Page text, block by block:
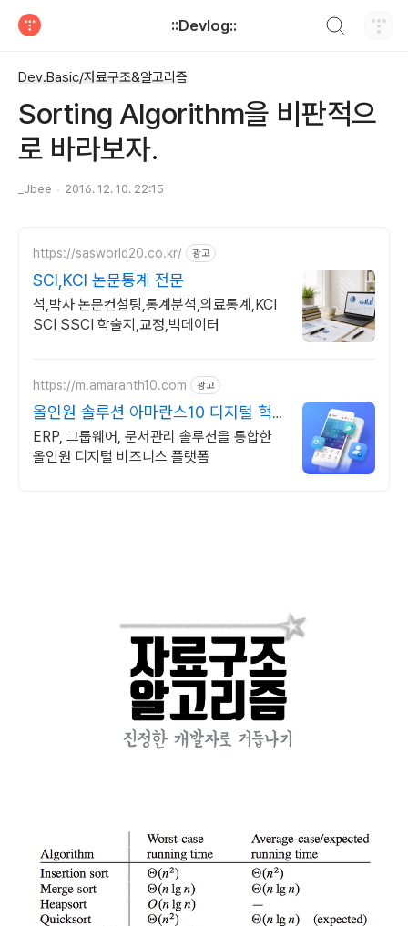
::Devlog::
Dev.Basic/자료구조&알고리즘
Sorting Algorithm을 비판적으
로 바라보자.
_Jbee 2016. 12. 10. 22:15
https://sasworld20.co.kr/ 광고
SCI,KCI 논문통계 전문
석,박사 논문컨설팅,통계분석,의료통계,KCI
SCI SSCI 학술지,교정,빅데이터
https://m.amaranth10.com 광고
올인원 솔루션 아마란스10 디지털 혁
신의 완성
ERP, 그룹웨어, 문서관리 솔루션을 통합한
올인원 디지털 비즈니스 플랫폼